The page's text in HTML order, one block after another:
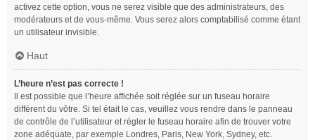
activez cette option, vous ne serez visible que des administrateurs, des
modérateurs et de vous-même. Vous serez alors comptabilisé comme étant
un utilisateur invisible.
Haut
L’heure n’est pas correcte !
Il est possible que l’heure affichée soit réglée sur un fuseau horaire
différent du vôtre. Si tel était le cas, veuillez vous rendre dans le panneau
de contrôle de l’utilisateur et régler le fuseau horaire afin de trouver votre
zone adéquate, par exemple Londres, Paris, New York, Sydney, etc.